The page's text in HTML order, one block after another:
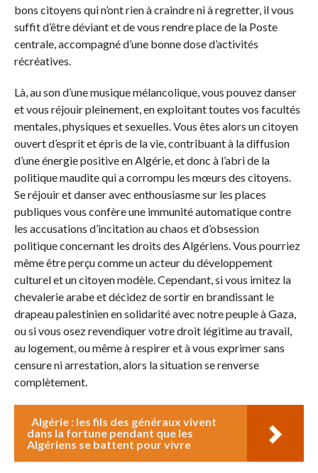
bons citoyens qui n’ont rien à craindre ni à regretter, il vous
suffit d’être déviant et de vous rendre place de la Poste
centrale, accompagné d’une bonne dose d’activités
récréatives.
Là, au son d’une musique mélancolique, vous pouvez danser
et vous réjouir pleinement, en exploitant toutes vos facultés
mentales, physiques et sexuelles. Vous êtes alors un citoyen
ouvert d’esprit et épris de la vie, contribuant à la diffusion
d’une énergie positive en Algérie, et donc à l’abri de la
politique maudite qui a corrompu les mœurs des citoyens.
Se réjouir et danser avec enthousiasme sur les places
publiques vous confère une immunité automatique contre
les accusations d’incitation au chaos et d’obsession
politique concernant les droits des Algériens. Vous pourriez
même être perçu comme un acteur du développement
culturel et un citoyen modèle. Cependant, si vous imitez la
chevalerie arabe et décidez de sortir en brandissant le
drapeau palestinien en solidarité avec notre peuple à Gaza,
ou si vous osez revendiquer votre droit légitime au travail,
au logement, ou même à respirer et à vous exprimer sans
censure ni arrestation, alors la situation se renverse
complètement.
Algérie : les fils des généraux vivent
dans la fortune pendant que les
Algériens se battent pour vivre